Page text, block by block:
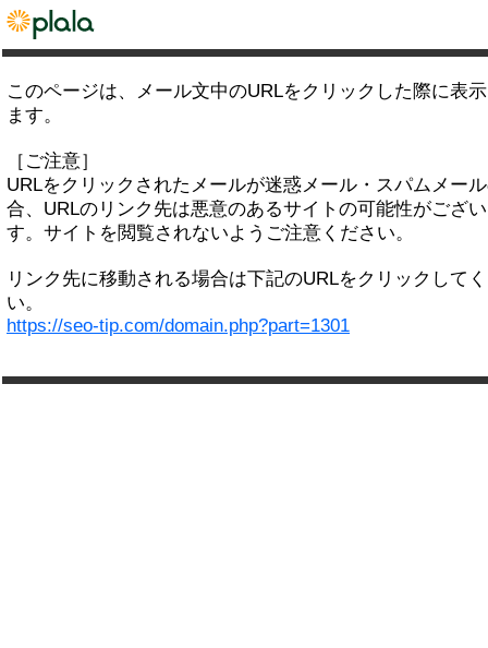
このページは、メール文中のURLをクリックした際に表
ます。
［ご注意］
URLをクリックされたメールが迷惑メール・スパムメー
合、URLのリンク先は悪意のあるサイトの可能性がござ
す。サイトを閲覧されないようご注意ください。
リンク先に移動される場合は下記のURLをクリックして
い。
https://seo-tip.com/domain.php?part=1301